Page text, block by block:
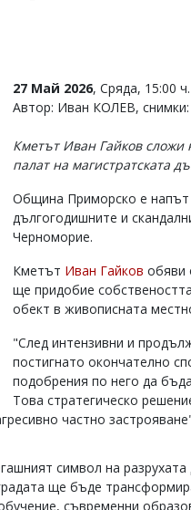
27 Май 2026, Сряда, 15:00 ч.
Автор: Иван КОЛЕВ,
Кметът Иван Гайков сложи
палат на магистратската
Община Приморско е напът
дългогодишните и
Черноморие.
Кметът Иван Гайков обяви
ще придобие
обект в живописната
"След интензивни и
постигнато окончателно
подобрения по него да
Това стратегическо
частно
символ на
ще бъде
съвременни